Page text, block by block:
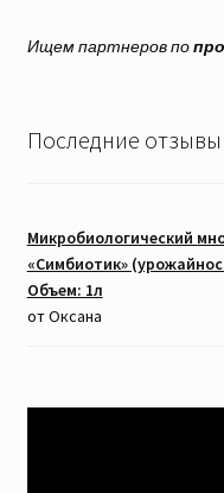
Ищем партнеров по
Последние отзывы
Микробиологический
«Симбиотик»
Объем: 1л
от Оксана